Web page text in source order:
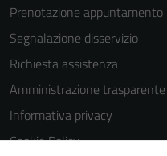
Prenotazione appuntamento
Segnalazione disservizio
Richiesta assistenza
Amministrazione trasparente
Informativa privacy
Cookie Policy